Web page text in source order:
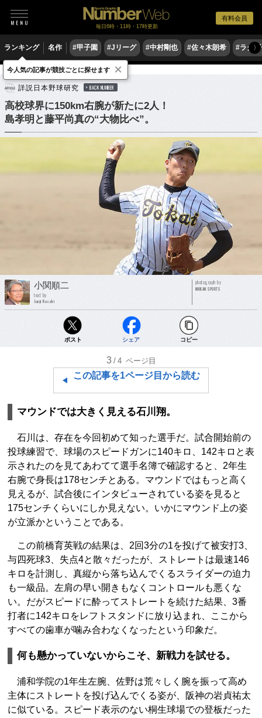
有料会員
毎日6時・11時・17時更新
ランキング 名作 #甲子園 #Jリーグ #中村剛也 #佐々木朗希 #ラグ〉
野球 高校野球
詳説日本野球研究 BACK NUMBER
高校球界に150km右腕が新たに2人！
島孝明と藤平尚真の“大物比べ”。
小関順二
text by
Junji Koseki
photograph by
NIKKAN SPORTS
ポスト シェア コピー
3 /4 ページ目
この記事を1ページ目から読む
マウンドでは大きく見える石川翔。
石川は、存在を今回初めて知った選手だ。試合開始前の
投球練習で、球場のスピードガンに140キロ、142キロと表
示されたのを見てあわてて選手名簿で確認すると、2年生
右腕で身長は178センチとある。マウンドではもっと高く
見えるが、試合後にインタビューされている姿を見ると
175センチくらいにしか見えない。いかにマウンド上の姿
が立派かということである。
この前橋育英戦の結果は、2回3分の1を投げて被安打3、
与四死球3、失点4と散々だったが、ストレートは最速146
キロを計測し、真縦から落ち込んでくるスライダーの迫力
も一級品。左肩の早い開きもなくコントロールも悪くな
い。だがスピードに酔ってストレートを続けた結果、3番
打者に142キロをレフトスタンドに放り込まれ、ここから
すべての歯車が噛み合わなくなったという印象だ。
何も懸かっていないからこそ、新戦力を試せる。
浦和学院の1年生左腕、佐野は荒々しく腕を振って高め
主体にストレートを投げ込んでくる姿が、阪神の岩貞祐太
に似ている。スピード表示のない桐生球場での登板だった
今人気の記事が競技ごとに探せます ×